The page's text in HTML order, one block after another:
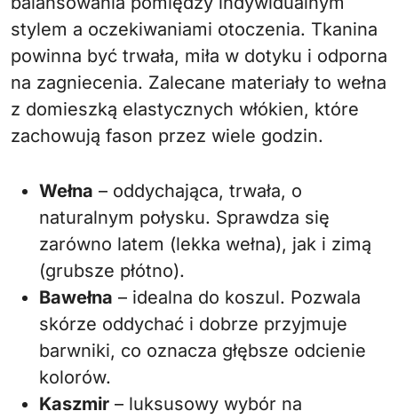
stylem a oczekiwaniami otoczenia. Tkanina
powinna być trwała, miła w dotyku i odporna
na zagniecenia. Zalecane materiały to wełna
z domieszką elastycznych włókien, które
zachowują fason przez wiele godzin.
Wełna – oddychająca, trwała, o
naturalnym połysku. Sprawdza się
zarówno latem (lekka wełna), jak i zimą
(grubsze płótno).
Bawełna – idealna do koszul. Pozwala
skórze oddychać i dobrze przyjmuje
barwniki, co oznacza głębsze odcienie
kolorów.
Kaszmir – luksusowy wybór na